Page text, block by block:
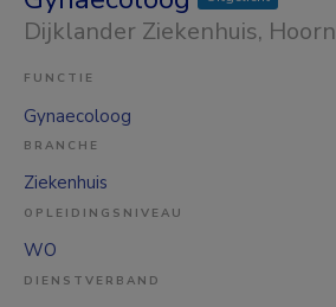
Dijklander Ziekenhuis, Hoorn
FUNCTIE
Gynaecoloog
BRANCHE
Ziekenhuis
OPLEIDINGSNIVEAU
WO
DIENSTVERBAND